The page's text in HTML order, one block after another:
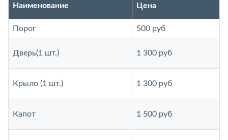
Наименование Цена
Порог 500 руб
Дверь(1 шт.) 1 300 руб
Крыло (1 шт.) 1 300 руб
Капот 1 500 руб